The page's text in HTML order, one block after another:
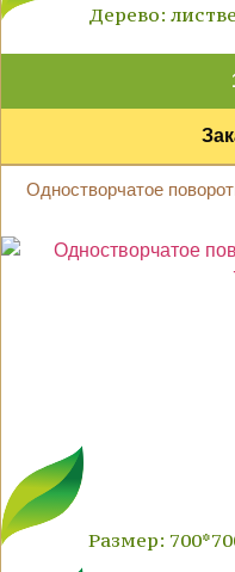
Дерево:
Одностворчатое
Размер: